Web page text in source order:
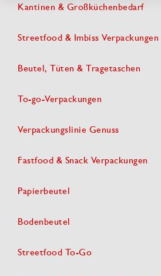
Kantinen & Großküchenbedarf
Streetfood & Imbiss Verpackungen
Beutel, Tüten & Tragetaschen
To-go-Verpackungen
Verpackungslinie Genuss
Fastfood & Snack Verpackungen
Papierbeutel
Bodenbeutel
Streetfood To-Go